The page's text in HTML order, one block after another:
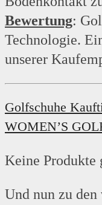
Bewertung:
Technologie.
unserer
Golfschuhe
WOMEN’S
Keine Produkte
Und nun zu den